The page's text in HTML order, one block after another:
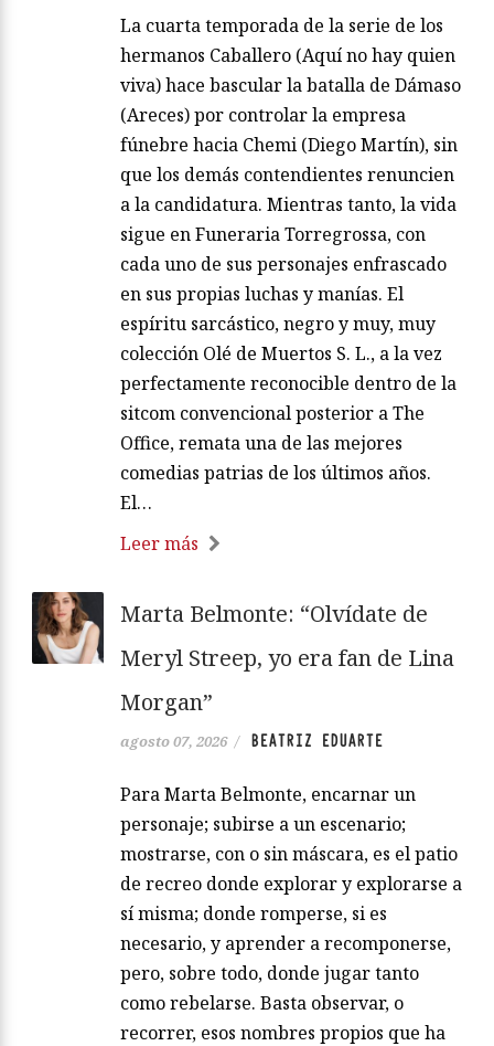
La cuarta temporada de la serie de los
hermanos Caballero (Aquí no hay quien
viva) hace bascular la batalla de Dámaso
(Areces) por controlar la empresa
fúnebre hacia Chemi (Diego Martín), sin
que los demás contendientes renuncien
a la candidatura. Mientras tanto, la vida
sigue en Funeraria Torregrossa, con
cada uno de sus personajes enfrascado
en sus propias luchas y manías. El
espíritu sarcástico, negro y muy, muy
colección Olé de Muertos S. L., a la vez
perfectamente reconocible dentro de la
sitcom convencional posterior a The
Office, remata una de las mejores
comedias patrias de los últimos años.
El…
Leer más
Marta Belmonte: “Olvídate de
Meryl Streep, yo era fan de Lina
Morgan”
agosto 07, 2026 / BEATRIZ EDUARTE
Para Marta Belmonte, encarnar un
personaje; subirse a un escenario;
mostrarse, con o sin máscara, es el patio
de recreo donde explorar y explorarse a
sí misma; donde romperse, si es
necesario, y aprender a recomponerse,
pero, sobre todo, donde jugar tanto
como rebelarse. Basta observar, o
recorrer, esos nombres propios que ha